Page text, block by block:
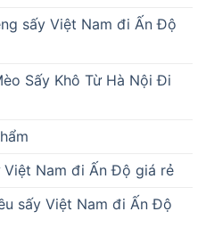
sấy Việt Nam đi Ấn Độ
Sấy Khô Từ Hà Nội Đi
Nam đi Ấn Độ giá rẻ
sấy Việt Nam đi Ấn Độ